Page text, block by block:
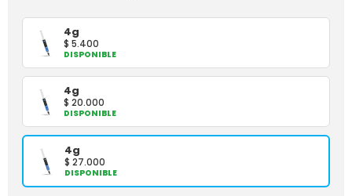
4g
$ 5.400
DISPONIBLE
4g
$ 20.000
DISPONIBLE
4g
$ 27.000
DISPONIBLE